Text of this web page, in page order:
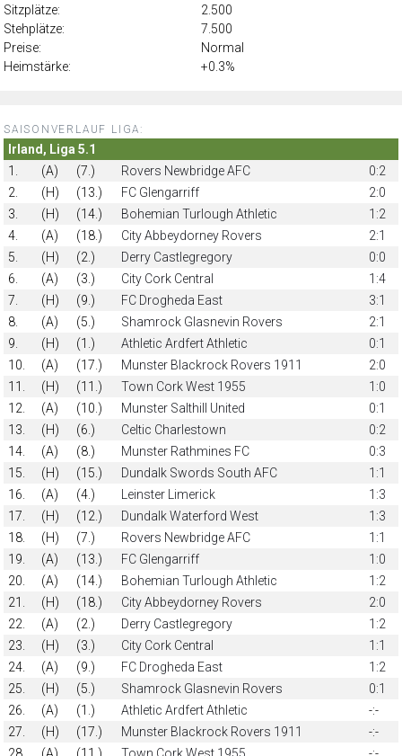
Sitzplätze:
2.500
Stehplätze:
7.500
Preise:
Normal
Heimstärke:
+0.3%
SAISONVERLAUF LIGA:
Irland, Liga 5.1
1.
(A) (7.) Rovers Newbridge AFC
0:2
2.
(H) (13.) FC Glengarriff
2:0
3.
(H) (14.) Bohemian Turlough Athletic
1:2
4.
(A) (18.) City Abbeydorney Rovers
2:1
5.
(H) (2.) Derry Castlegregory
0:0
6.
(A) (3.) City Cork Central
1:4
7.
(H) (9.) FC Drogheda East
3:1
8.
(A) (5.) Shamrock Glasnevin Rovers
2:1
9.
(H) (1.) Athletic Ardfert Athletic
0:1
10.
(A) (17.) Munster Blackrock Rovers 1911
2:0
11.
(H) (11.) Town Cork West 1955
1:0
12.
(A) (10.) Munster Salthill United
0:1
13.
(H) (6.) Celtic Charlestown
0:2
14.
(A) (8.) Munster Rathmines FC
0:3
15.
(H) (15.) Dundalk Swords South AFC
1:1
16.
(A) (4.) Leinster Limerick
1:3
17.
(H) (12.) Dundalk Waterford West
1:3
18.
(H) (7.) Rovers Newbridge AFC
1:1
19.
(A) (13.) FC Glengarriff
1:0
20.
(A) (14.) Bohemian Turlough Athletic
1:2
21.
(H) (18.) City Abbeydorney Rovers
2:0
22.
(A) (2.) Derry Castlegregory
1:2
23.
(H) (3.) City Cork Central
1:1
24.
(A) (9.) FC Drogheda East
1:2
25.
(H) (5.) Shamrock Glasnevin Rovers
0:1
26.
(A) (1.) Athletic Ardfert Athletic
-:-
27.
(H) (17.) Munster Blackrock Rovers 1911
-:-
28.
(A) (11.) Town Cork West 1955
-:-